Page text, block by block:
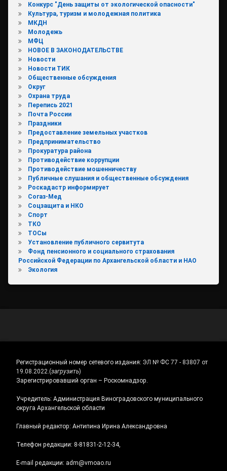
Конкурс "День защиты от экологической опасности"
Культура, туризм и молодежная политика
МКДН
Молодежь
МФЦ
НОВОЕ В ЗАКОНОДАТЕЛЬСТВЕ
Новости
Новости ТИК
Общественные обсуждения
Округ
Охрана труда
Перепись 2021
Почта России
Праздники
Предоставление земельных участков
Предпринимательство
Прокуратура района
Противодействие коррупции
Противодействие мошенничеству
Публичные слушания и общественные обсуждения
Роскадастр информирует
Согаз-Мед
Соцзащита и НКО
Спорт
ТКО
ТОСы
Установление публичного сервитута
Фонд пенсионного и социального страхования
Российской Федерации по Архангельской области и НАО
Экология
Регистрационный номер сетевого издания: ЭЛ № ФС 77 - 83807 от
19.08.2022.(загрузить)
Зарегистрировавший орган – Роскомнадзор.
Учредитель: Администрация Виноградовского муниципального
округа Архангельской области
Главный редактор: Антипина Ирина Александровна
Телефон редакции: 8-81831-2-12-34,
E-mail редакции: adm@vmoao.ru